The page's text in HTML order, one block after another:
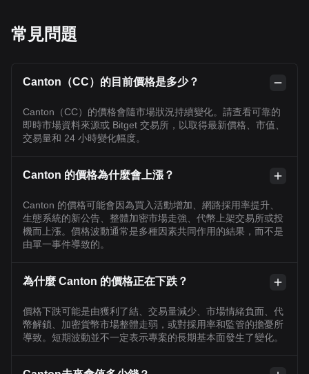
常見問題
Canton（CC）的目前價格是多少？
Canton（CC）的價格會隨市場狀況持續變化。請查看可靠的
即時市場資料來源或 Bitget 交易所，以取得最新價格、市值、
交易量和 24 小時變化幅度。
Canton 的價格為什麼會上漲？
Canton 的價格可能會因為買入活動增加、網路採用率提升、
生態系統的新公告、整體加密市場走強、代幣上架交易所或投
機而上漲。價格波動通常是多種因素共同作用的結果，而不是
由單一事件導致的。
為什麼 Canton 的價格正在下跌？
價格下跌可能是由獲利了結、交易量減少、市場情緒負面、代
幣解鎖、加密貨幣市場整體走弱，或對採用率和監管的擔憂所
導致。短期波動並不一定表示專案的長期基本面發生了變化。